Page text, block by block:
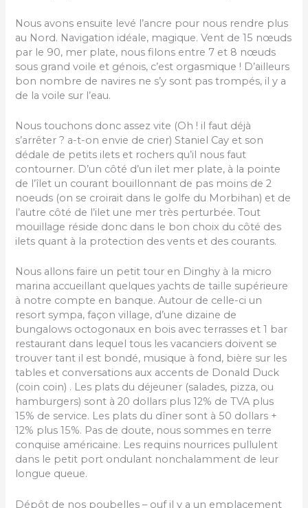
Nous avons ensuite levé l’ancre pour nous rendre plus
au Nord. Navigation idéale, magique. Vent de 15 nœuds
par le 90, mer plate, nous filons entre 7 et 8 nœuds
sous grand voile et génois, c’est orgasmique ! D’ailleurs
bon nombre de navires ne s’y sont pas trompés, il y a
de la voile sur l’eau.
Nous touchons donc assez vite (Oh ! il faut déjà
s’arrêter ? a-t-on envie de crier) Staniel Cay et son
dédale de petits ilets et rochers qu’il nous faut
contourner. D’un côté d’un ilet mer plate, à la pointe
de l’îlet un courant bouillonnant de pas moins de 2
noeuds (on se croirait dans le golfe du Morbihan) et de
l’autre côté de l’ilet une mer très perturbée. Tout
mouillage réside donc dans le bon choix du côté des
ilets quant à la protection des vents et des courants.
Nous allons faire un petit tour en Dinghy à la micro
marina accueillant quelques yachts de taille supérieure
à notre compte en banque. Autour de celle-ci un
resort sympa, façon village, d’une dizaine de
bungalows octogonaux en bois avec terrasses et 1 bar
restaurant dans lequel tous les vacanciers doivent se
trouver tant il est bondé, musique à fond, bière sur les
tables et conversations aux accents de Donald Duck
(coin coin) . Les plats du déjeuner (salades, pizza, ou
hamburgers) sont à 20 dollars plus 12% de TVA plus
15% de service. Les plats du dîner sont à 50 dollars +
12% plus 15%. Pas de doute, nous sommes en terre
conquise américaine. Les requins nourrices pullulent
dans le petit port ondulant nonchalamment de leur
longue queue.
Dépôt de nos poubelles – ouf il y a un emplacement